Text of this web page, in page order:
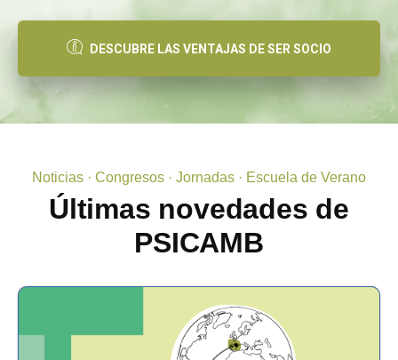
DESCUBRE LAS VENTAJAS DE SER SOCIO
Noticias · Congresos · Jornadas · Escuela de Verano
Últimas novedades de
PSICAMB